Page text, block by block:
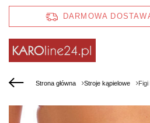
DARMOWA
Strona główna Stroje kąpielowe Figi